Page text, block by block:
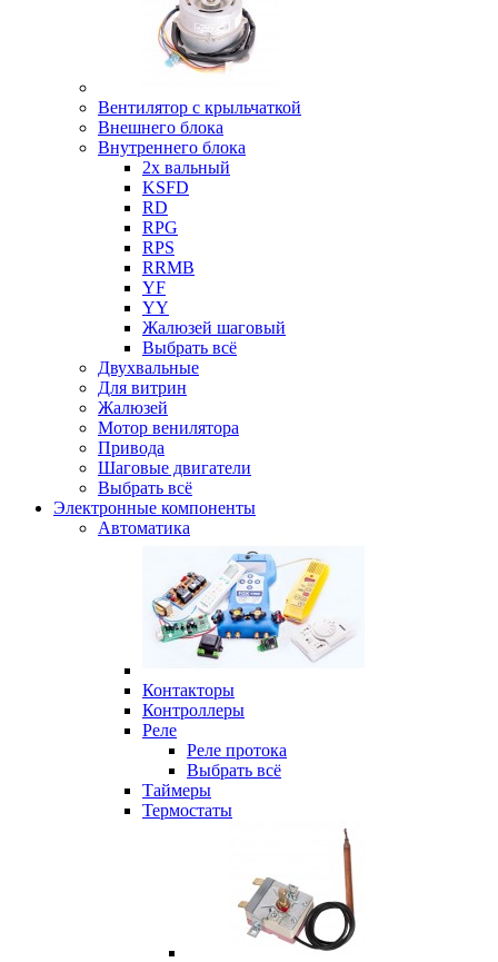
Вентилятор с крыльчаткой
Внешнего блока
Внутреннего блока
2х вальный
KSFD
RD
RPG
RPS
RRMB
YF
YY
Жалюзей шаговый
Выбрать всё
Двухвальные
Для витрин
Жалюзей
Мотор венилятора
Привода
Шаговые двигатели
Выбрать всё
Электронные компоненты
Автоматика
Контакторы
Контроллеры
Реле
Реле протока
Выбрать всё
Таймеры
Термостаты